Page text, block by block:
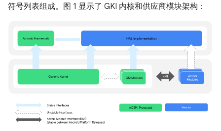
符号列表组成。图 1 显示了 GKI 内核和供应商模块架构：